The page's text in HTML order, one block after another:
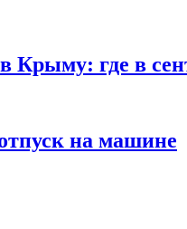
Крыму: где в
на машине